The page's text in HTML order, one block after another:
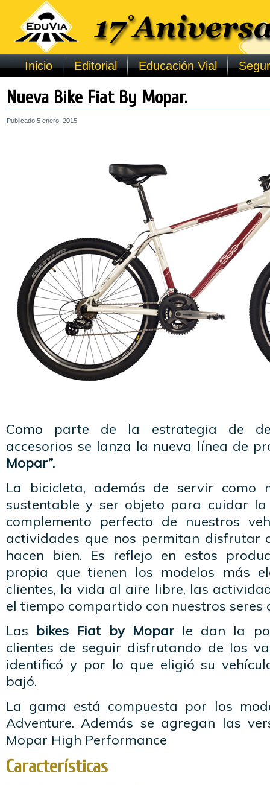
Inicio Editorial Educación Vial
Nueva Bike Fiat By Mopar.
Publicado 5 enero, 2015
Como parte de la estrategia de
accesorios se lanza la nueva línea de
Mopar”.
La bicicleta, además de servir como
sustentable y ser objeto para cuidar
complemento perfecto de nuestros
actividades que nos permitan disfrutar
hacen bien. Es reflejo en estos
propia que tienen los modelos más
clientes, la vida al aire libre, las
el tiempo compartido con nuestros seres
Las bikes Fiat by Moparle dan la
clientes de seguir disfrutando de los
identificó y por lo que eligió su
bajó.
La gama está compuesta por los
Adventure. Además se agregan las
Mopar High Performance
Características